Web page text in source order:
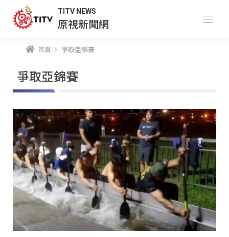
TITV NEWS
原視新聞網
首頁 爭取亞錦賽
爭取亞錦賽